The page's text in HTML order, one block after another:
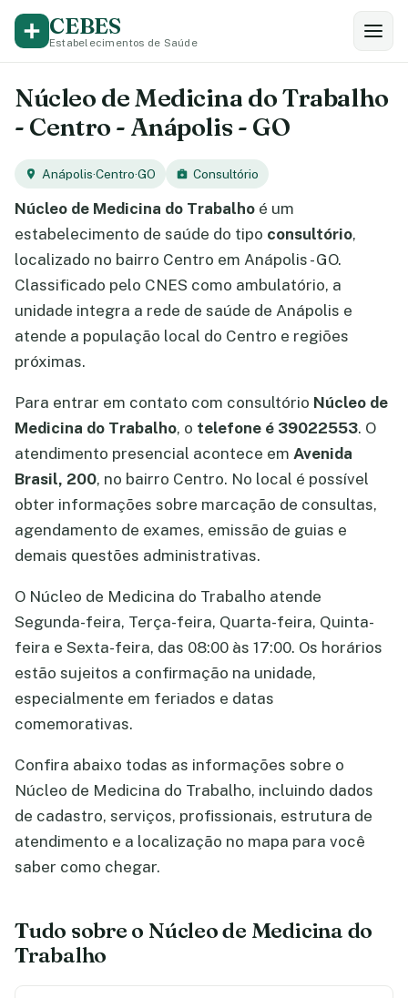
CEBES
Estabelecimentos de Saúde
Núcleo de Medicina do Trabalho
- Centro - Anápolis - GO
Anápolis·Centro·GO Consultório
Núcleo de Medicina do Trabalho é um
estabelecimento de saúde do tipo consultório,
localizado no bairro Centro em Anápolis - GO.
Classificado pelo CNES como ambulatório, a
unidade integra a rede de saúde de Anápolis e
atende a população local do Centro e regiões
próximas.
Para entrar em contato com consultório Núcleo de
Medicina do Trabalho, o telefone é 39022553. O
atendimento presencial acontece em Avenida
Brasil, 200, no bairro Centro. No local é possível
obter informações sobre marcação de consultas,
agendamento de exames, emissão de guias e
demais questões administrativas.
O Núcleo de Medicina do Trabalho atende
Segunda-feira, Terça-feira, Quarta-feira, Quinta-
feira e Sexta-feira, das 08:00 às 17:00. Os horários
estão sujeitos a confirmação na unidade,
especialmente em feriados e datas
comemorativas.
Confira abaixo todas as informações sobre o
Núcleo de Medicina do Trabalho, incluindo dados
de cadastro, serviços, profissionais, estrutura de
atendimento e a localização no mapa para você
saber como chegar.
Tudo sobre o Núcleo de Medicina do
Trabalho